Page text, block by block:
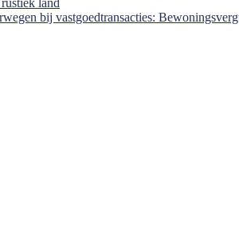
land
bij vastgoedtransacties: